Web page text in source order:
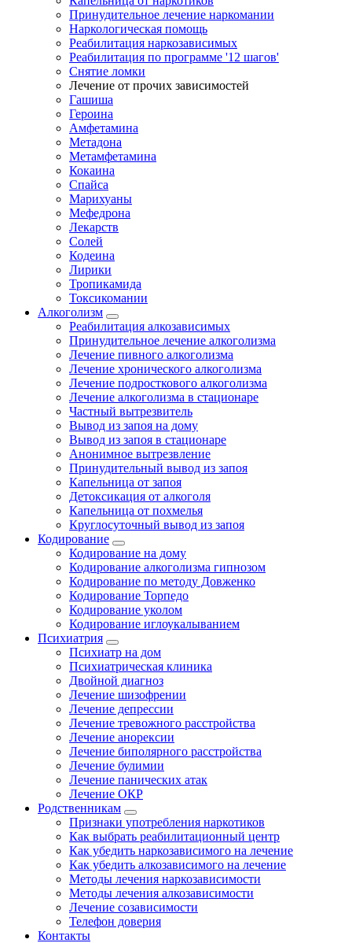
Принудительное лечение наркомании
Наркологическая помощь
Реабилитация наркозависимых
Реабилитация по программе '12 шагов'
Снятие ломки
Лечение от прочих зависимостей
Гашиша
Героина
Амфетамина
Метадона
Метамфетамина
Кокаина
Спайса
Марихуаны
Мефедрона
Лекарств
Солей
Кодеина
Лирики
Тропикамида
Токсикомании
Алкоголизм
Реабилитация алкозависимых
Принудительное лечение алкоголизма
Лечение пивного алкоголизма
Лечение хронического алкоголизма
Лечение подросткового алкоголизма
Лечение алкоголизма в стационаре
Частный вытрезвитель
Вывод из запоя на дому
Вывод из запоя в стационаре
Анонимное вытрезвление
Принудительный вывод из запоя
Капельница от запоя
Детоксикация от алкоголя
Капельница от похмелья
Круглосуточный вывод из запоя
Кодирование
Кодирование на дому
Кодирование алкоголизма гипнозом
Кодирование по методу Довженко
Кодирование Торпедо
Кодирование уколом
Кодирование иглоукалыванием
Психиатрия
Психиатр на дом
Психиатрическая клиника
Двойной диагноз
Лечение шизофрении
Лечение депрессии
Лечение тревожного расстройства
Лечение анорексии
Лечение биполярного расстройства
Лечение булимии
Лечение панических атак
Лечение ОКР
Родственникам
Признаки употребления наркотиков
Как выбрать реабилитационный центр
Как убедить наркозависимого на лечение
Как убедить алкозависимого на лечение
Методы лечения наркозависимости
Методы лечения алкозависимости
Лечение созависимости
Телефон доверия
Контакты